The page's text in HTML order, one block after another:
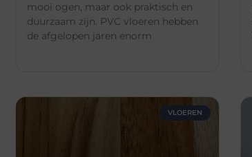
mooi ogen, maar ook praktisch en
duurzaam zijn. PVC vloeren hebben
de afgelopen jaren enorm
VLOEREN